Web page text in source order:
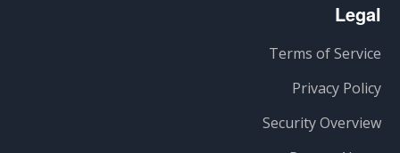
Legal
Terms of Service
Privacy Policy
Security Overview